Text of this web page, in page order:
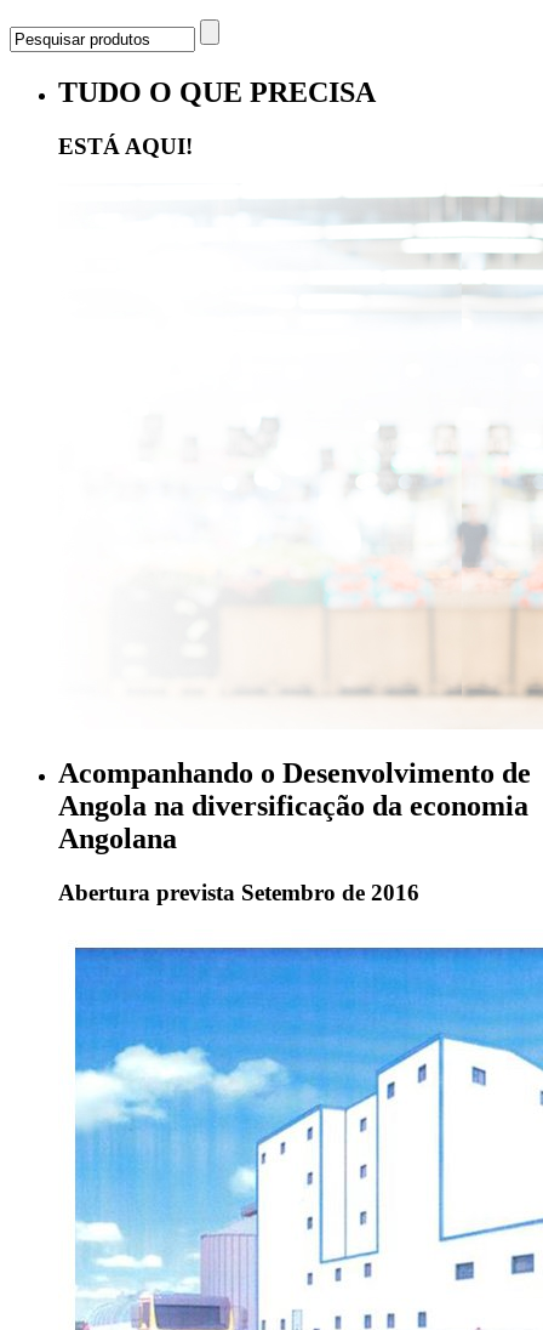
TUDO O QUE PRECISA
ESTÁ AQUI!
Acompanhando o Desenvolvimento de
Angola na diversificação da economia
Angolana
Abertura prevista Setembro de 2016